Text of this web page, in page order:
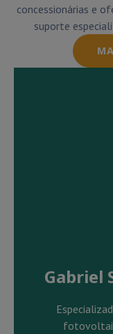
concessionárias e
suporte
Gabriel